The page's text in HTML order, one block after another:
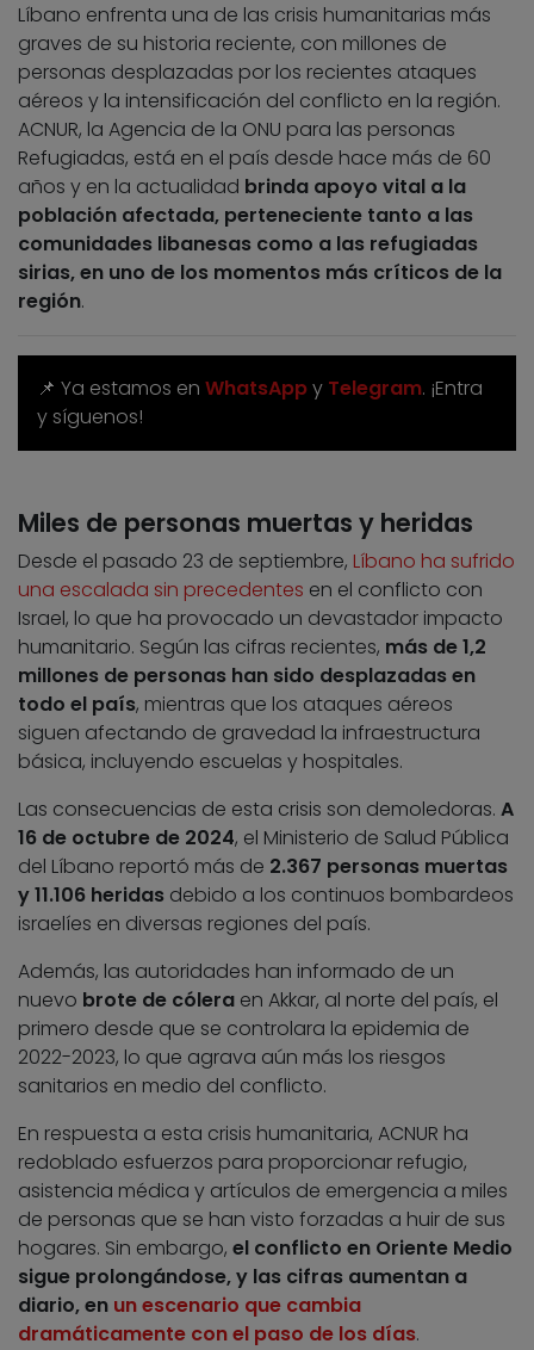
Líbano enfrenta una de las crisis humanitarias más
graves de su historia reciente, con millones de
personas desplazadas por los recientes ataques
aéreos y la intensificación del conflicto en la región.
ACNUR, la Agencia de la ONU para las personas
Refugiadas, está en el país desde hace más de 60
años y en la actualidad brinda apoyo vital a la
población afectada, perteneciente tanto a las
comunidades libanesas como a las refugiadas
sirias, en uno de los momentos más críticos de la
región.
📌 Ya estamos en WhatsAppy Telegram. ¡Entra
y síguenos!
Miles de personas muertas y heridas
Desde el pasado 23 de septiembre, Líbano ha sufrido
una escalada sin precedentes en el conflicto con
Israel, lo que ha provocado un devastador impacto
humanitario. Según las cifras recientes, más de 1,2
millones de personas han sido desplazadas en
todo el país, mientras que los ataques aéreos
siguen afectando de gravedad la infraestructura
básica, incluyendo escuelas y hospitales.
Las consecuencias de esta crisis son demoledoras. A
16 de octubre de 2024, el Ministerio de Salud Pública
del Líbano reportó más de 2.367 personas muertas
y 11.106 heridas debido a los continuos bombardeos
israelíes en diversas regiones del país.
Además, las autoridades han informado de un
nuevo brote de cólera en Akkar, al norte del país, el
primero desde que se controlara la epidemia de
2022-2023, lo que agrava aún más los riesgos
sanitarios en medio del conflicto.
En respuesta a esta crisis humanitaria, ACNUR ha
redoblado esfuerzos para proporcionar refugio,
asistencia médica y artículos de emergencia a miles
de personas que se han visto forzadas a huir de sus
hogares. Sin embargo, el conflicto en Oriente Medio
sigue prolongándose, y las cifras aumentan a
diario, en un escenario que cambia
dramáticamente con el paso de los días.